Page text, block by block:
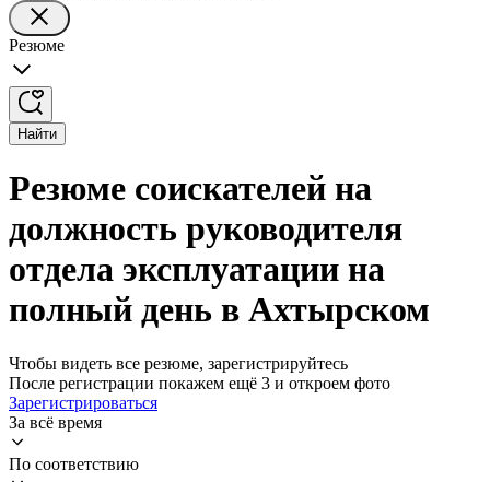
Резюме
Найти
Резюме соискателей на
должность руководителя
отдела эксплуатации на
полный день в Ахтырском
Чтобы видеть все резюме, зарегистрируйтесь
После регистрации покажем ещё 3 и откроем фото
Зарегистрироваться
За всё время
По соответствию